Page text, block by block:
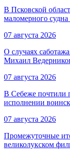
В Псковской
маломерного
07 августа 2026
О случаях
Михаил
07 августа 2026
В Себеже почтили
исполнении
07 августа 2026
Промежуточные
великолукском